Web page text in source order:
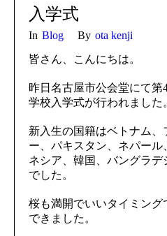
入学式
In Blog By ota kenji
皆さん、こんにちは。
昨日名古屋市公会堂にて第
学校入学式が行われました
新入生の国籍はベトナム
ー、パキスタン、ネパール
ネシア、韓国、バングラデ
でした。
桜も満開でいいタイミン
できました。